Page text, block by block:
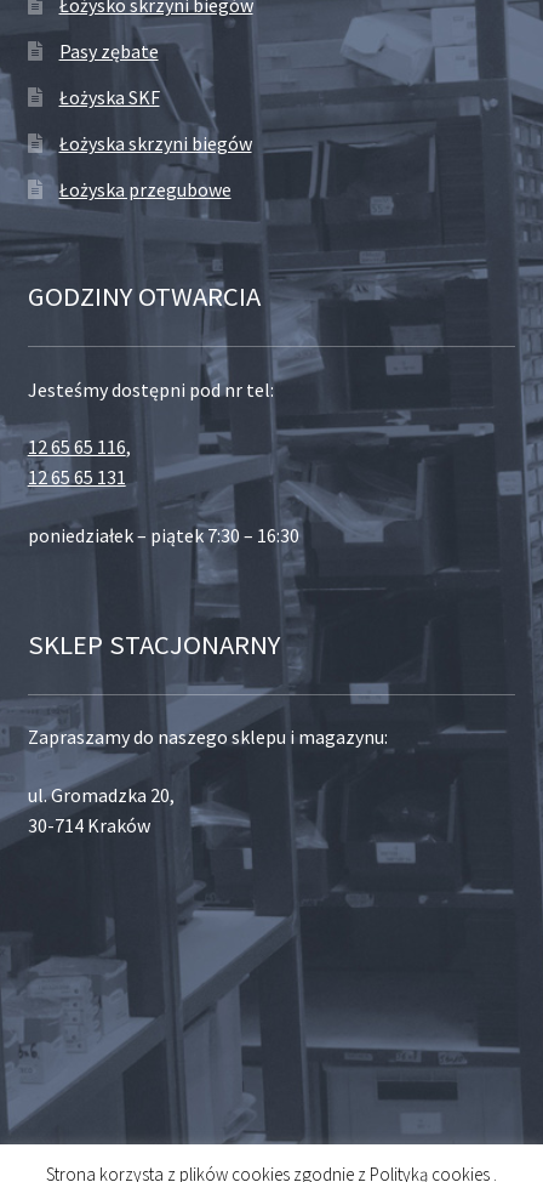
Pasy zębate
Łożyska SKF
Łożyska skrzyni biegów
Łożyska przegubowe
GODZINY OTWARCIA
Jesteśmy dostępni pod nr tel:
12 65 65 116,
12 65 65 131
poniedziałek – piątek 7:30 – 16:30
SKLEP STACJONARNY
Zapraszamy do naszego sklepu i magazynu:
ul. Gromadzka 20,
30-714 Kraków
Strona korzysta z plików cookies zgodnie z Polityką cookies .